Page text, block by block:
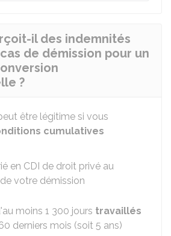
il des indemnités
de démission pour un
?
être légitime si vous
cumulatives
en CDI de droit privé au
votre démission
moins 1 300 jours travaillés
derniers mois (soit 5 ans)